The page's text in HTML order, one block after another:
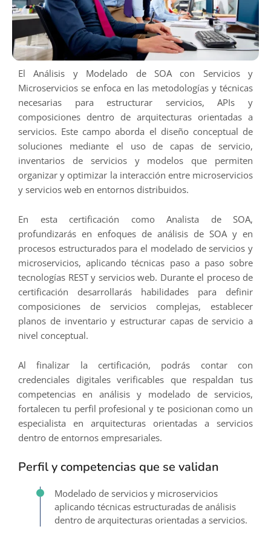
El Análisis y Modelado de SOA con Servicios y
Microservicios se enfoca en las metodologías y técnicas
necesarias para estructurar servicios, APIs y
composiciones dentro de arquitecturas orientadas a
servicios. Este campo aborda el diseño conceptual de
soluciones mediante el uso de capas de servicio,
inventarios de servicios y modelos que permiten
organizar y optimizar la interacción entre microservicios
y servicios web en entornos distribuidos.
En esta certificación como Analista de SOA,
profundizarás en enfoques de análisis de SOA y en
procesos estructurados para el modelado de servicios y
microservicios, aplicando técnicas paso a paso sobre
tecnologías REST y servicios web. Durante el proceso de
certificación desarrollarás habilidades para definir
composiciones de servicios complejas, establecer
planos de inventario y estructurar capas de servicio a
nivel conceptual.
Al finalizar la certificación, podrás contar con
credenciales digitales verificables que respaldan tus
competencias en análisis y modelado de servicios,
fortalecen tu perfil profesional y te posicionan como un
especialista en arquitecturas orientadas a servicios
dentro de entornos empresariales.
Perfil y competencias que se validan
Modelado de servicios y microservicios
aplicando técnicas estructuradas de análisis
dentro de arquitecturas orientadas a servicios.